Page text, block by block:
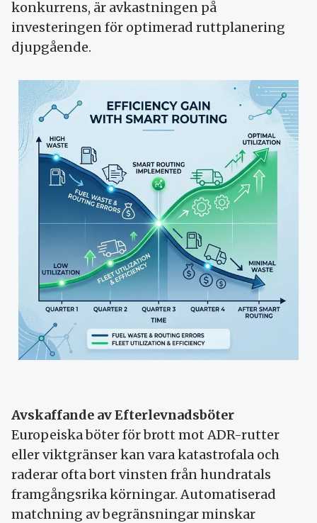
konkurrens, är avkastningen på
investeringen för optimerad ruttplanering
djupgående.
Avskaffande av Efterlevnadsböter
Europeiska böter för brott mot ADR-rutter
eller viktgränser kan vara katastrofala och
raderar ofta bort vinsten från hundratals
framgångsrika körningar. Automatiserad
matchning av begränsningar minskar